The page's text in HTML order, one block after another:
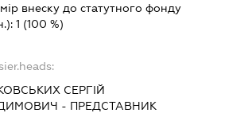
внеску до статутного фонду
1 (100 %)
СЕРГІЙ
- ПРЕДСТАВНИК